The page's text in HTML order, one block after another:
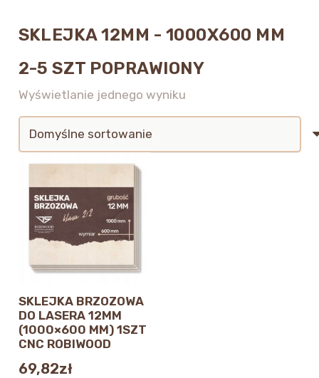
SKLEJKA 12MM - 1000X600 MM
2-5 SZT POPRAWIONY
Wyświetlanie jednego wyniku
SKLEJKA BRZOZOWA
DO LASERA 12MM
(1000×600 MM) 1SZT
CNC ROBIWOOD
69,82zł